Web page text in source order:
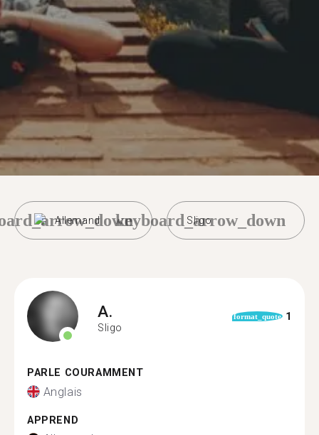
Allemand Sligo
keyboard_arrow_down
A.
Sligo
format_quote 1
PARLE COURAMMENT
Anglais
APPREND